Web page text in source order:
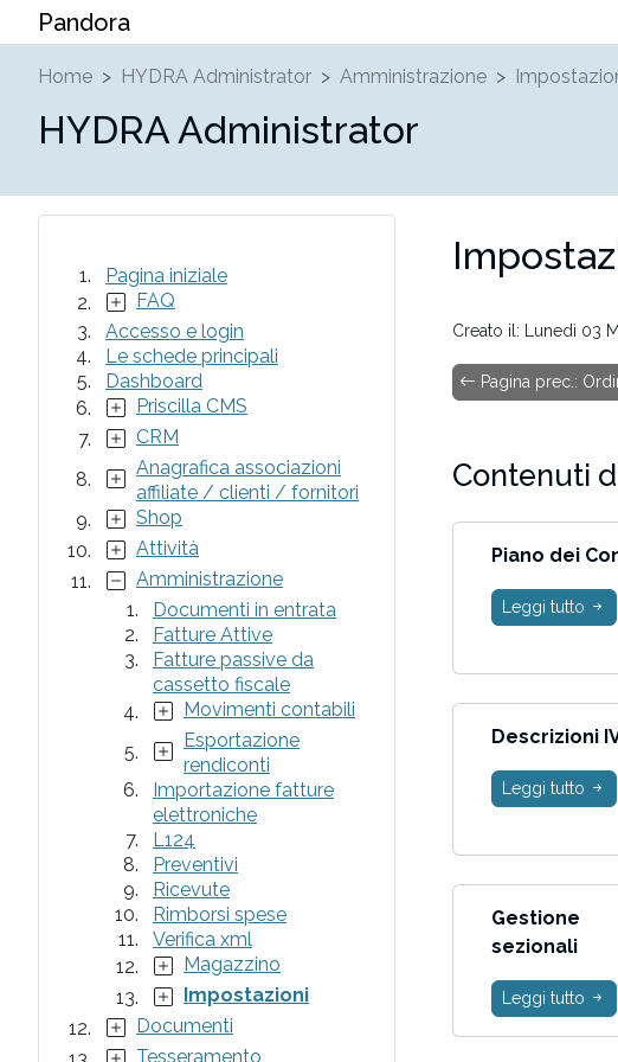
Pandora
Home HYDRA Administrator Amministrazione
HYDRA Administrator
Pagina iniziale
FAQ
Accesso e login
Le schede principali
Dashboard
Priscilla CMS
CRM
Anagrafica associazioni
affiliate / clienti / fornitori
Shop
Attività
Amministrazione
Documenti in entrata
Fatture Attive
Fatture passive da
cassetto fiscale
Movimenti contabili
Esportazione
rendiconti
Importazione fatture
elettroniche
L124
Preventivi
Ricevute
Rimborsi spese
Verifica xml
Magazzino
Impostazioni
Documenti
Tesseramento
Creato il: Lunedì 03
Pagina prec.:
Contenuti
Piano dei
Leggi tutto
Descrizioni
Leggi tutto
Gestione
sezionali
Leggi tutto